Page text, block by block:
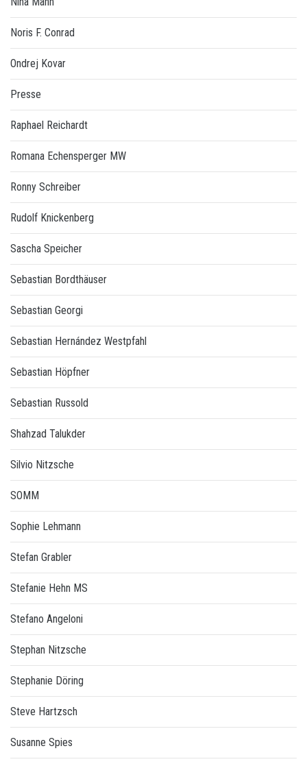
Noris F. Conrad
Ondrej Kovar
Presse
Raphael Reichardt
Romana Echensperger MW
Ronny Schreiber
Rudolf Knickenberg
Sascha Speicher
Sebastian Bordthäuser
Sebastian Georgi
Sebastian Hernández Westpfahl
Sebastian Höpfner
Sebastian Russold
Shahzad Talukder
Silvio Nitzsche
SOMM
Sophie Lehmann
Stefan Grabler
Stefanie Hehn MS
Stefano Angeloni
Stephan Nitzsche
Stephanie Döring
Steve Hartzsch
Susanne Spies